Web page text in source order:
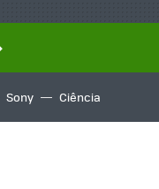
Sony Ciência